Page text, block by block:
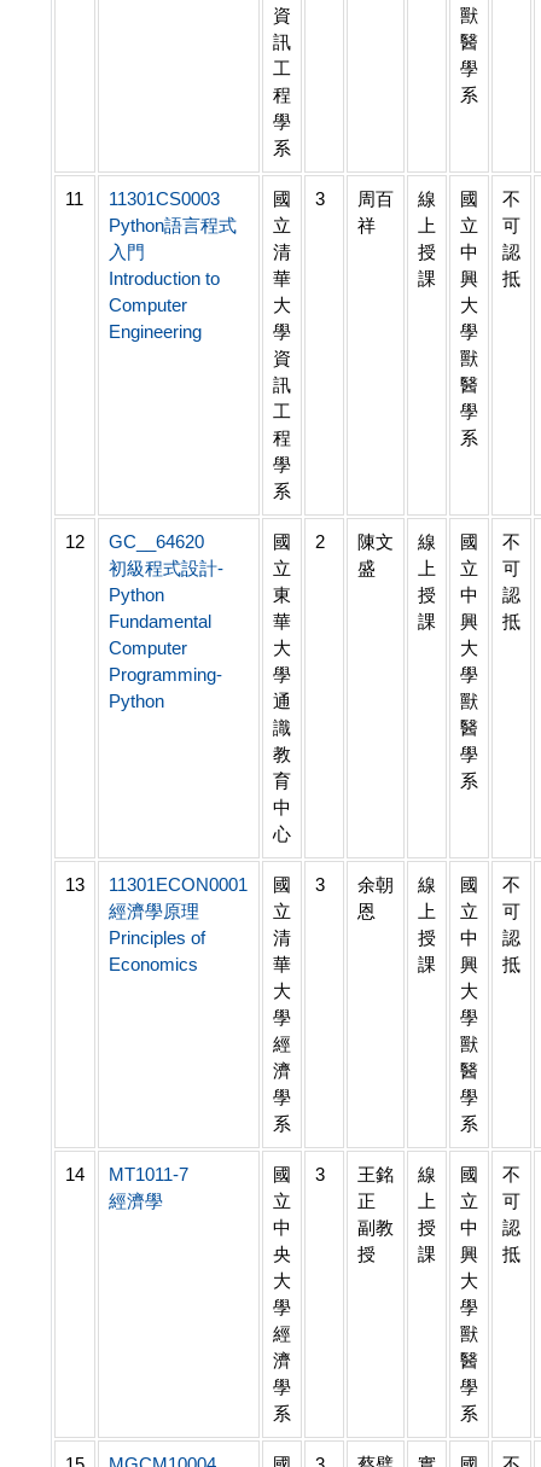
資
訊
工
程
學
系
獸
醫
學
系
11
11301CS0003
Python語言程式
入門
Introduction to
Computer
Engineering
國
立
清
華
大
學
資
訊
工
程
學
系
3
周百
祥
線
上
授
課
國
立
中
興
大
學
獸
醫
學
系
不
可
認
抵
12
GC__64620
初級程式設計-
Python
Fundamental
Computer
Programming-
Python
國
立
東
華
大
學
通
識
教
育
中
心
2
陳文
盛
線
上
授
課
國
立
中
興
大
學
獸
醫
學
系
不
可
認
抵
13
11301ECON0001
經濟學原理
Principles of
Economics
國
立
清
華
大
學
經
濟
學
系
3
余朝
恩
線
上
授
課
國
立
中
興
大
學
獸
醫
學
系
不
可
認
抵
14
MT1011-7
經濟學
國
立
中
央
大
學
經
濟
學
系
3
王銘
正
副教
授
線
上
授
課
國
立
中
興
大
學
獸
醫
學
系
不
可
認
抵